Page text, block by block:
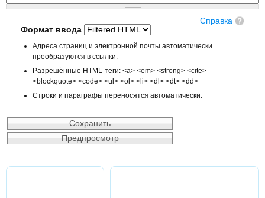
Справка
Формат ввода
Адреса страниц и электронной почты автоматически
преобразуются в ссылки.
Разрешённые HTML-теги: <a> <em> <strong> <cite>
<blockquote> <code> <ul> <ol> <li> <dl> <dt> <dd>
Строки и параграфы переносятся автоматически.